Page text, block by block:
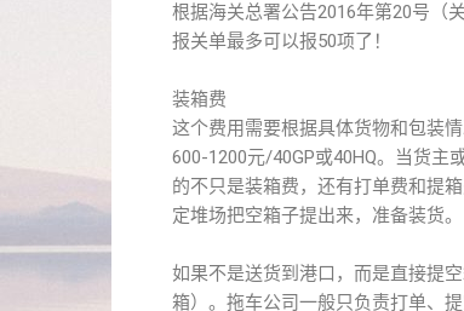
根据海关总署公告2016年第20号（
报关单最多可以报50项了！
装箱费
这个费用需要根据具体货物和包装
600-1200元/40GP或40HQ。当货
的不只是装箱费，还有打单费和提
定堆场把空箱子提出来，准备装货。
如果不是送货到港口，而是直接提
箱）。拖车公司一般只负责打单、